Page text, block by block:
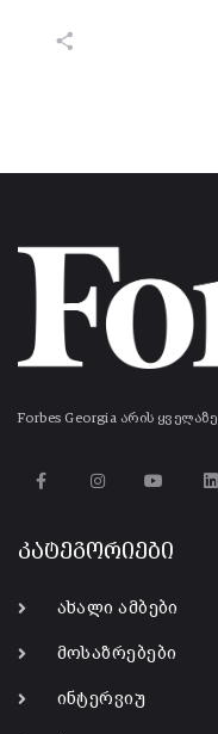
Forbes Georgia არის
კატეგორიები
ახალი ამბები
მოსაზრებები
ინტერვიუ